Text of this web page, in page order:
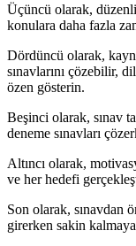
Üçüncü olarak, düzenli
konulara daha fazla
Dördüncü olarak,
sınavlarını çözebilir,
özen gösterin.
Beşinci olarak, sınav
deneme sınavları
Altıncı olarak,
ve her hedefi
Son olarak, sınavdan
girerken sakin